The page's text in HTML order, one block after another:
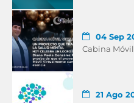
04 Sep
Cabina
21 Ago